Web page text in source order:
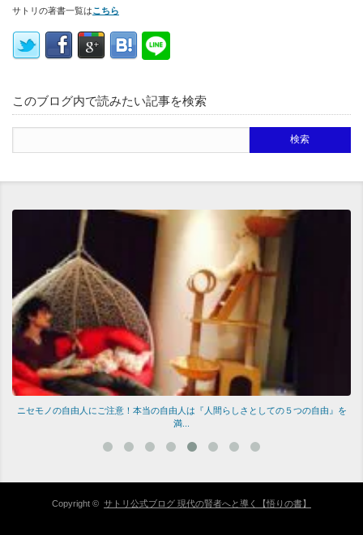
サトリの著書一覧はこちら
このブログ内で読みたい記事を検索
ニセモノの自由人にご注意！本当の自由人は『人間らしさとしての５つの自由』を
満...
Copyright © サトリ公式ブログ 現代の賢者へと導く【悟りの書】